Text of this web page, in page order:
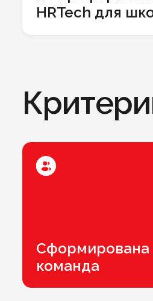
HRTech для
Сформирована
команда